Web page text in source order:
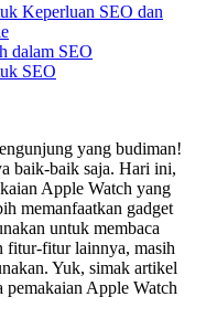
Keperluan SEO dan
dalam SEO
SEO
yang budiman!
baik-baik saja. Hari ini,
Apple Watch yang
memanfaatkan gadget
untuk membaca
fitur-fitur lainnya, masih
Yuk, simak artikel
pemakaian Apple Watch